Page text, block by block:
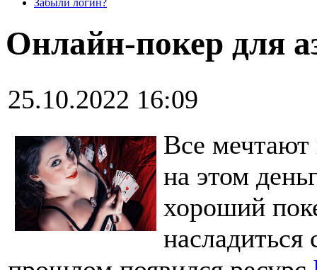
Онлайн-покер для
25.10.2022 16:09
Все мечтают
на этом
хороший